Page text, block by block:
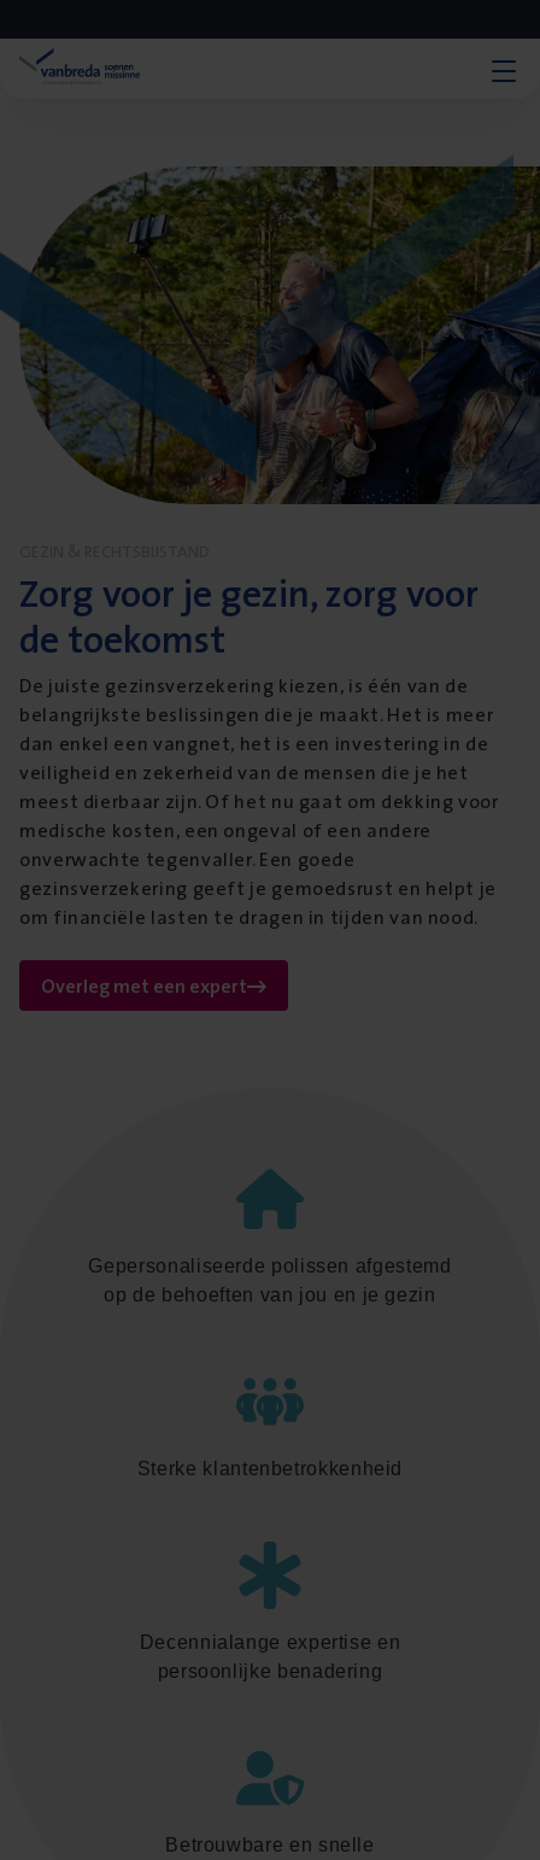
Zorg voor je gezin, zorg voor
de toekomst
De juiste gezinsverzekering kiezen, is één van de
belangrijkste beslissingen die je maakt. Het is meer
dan enkel een vangnet, het is een investering in de
veiligheid en zekerheid van de mensen die je het
meest dierbaar zijn. Of het nu gaat om dekking voor
medische kosten, een ongeval of een andere
onverwachte tegenvaller. Een goede
gezinsverzekering geeft je gemoedsrust en helpt je
om financiële lasten te dragen in tijden van nood.
Overleg met een expert
Gepersonaliseerde polissen afgestemd
op de behoeften van jou en je gezin
Sterke klantenbetrokkenheid
Decennialange expertise en
persoonlijke benadering
Betrouwbare en snelle